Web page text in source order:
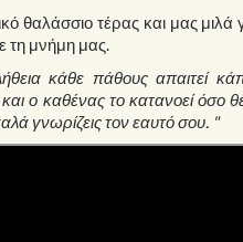
θαλάσσιο τέρας και μας μιλά
τη μνήμη μας.
κάθε πάθους απαιτεί
ο καθένας το κατανοεί
γνωρίζεις τον εαυτό σου. "